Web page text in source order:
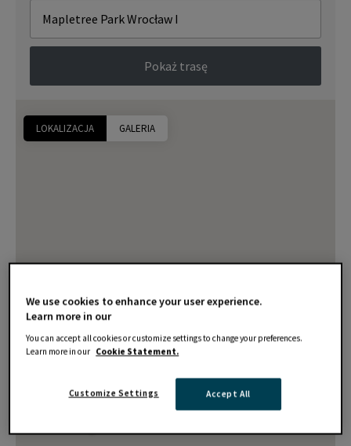
LOKALIZACJA GALERIA
Pokaż trasę
We use cookies to enhance your user experience.
Learn more in our
You can accept all cookies or customize settings to change your preferences.
Learn more in our Cookie Statement.
Accept All
Customize Settings